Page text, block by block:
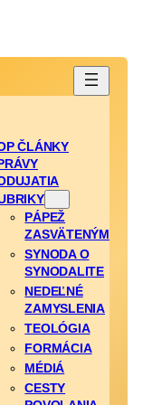
ČLÁNKY
PÁPEŽ
ZASVÄTENÝM
SYNODA O
SYNODALITE
NEDEĽNÉ
ZAMYSLENIA
TEOLÓGIA
FORMÁCIA
MÉDIÁ
CESTY